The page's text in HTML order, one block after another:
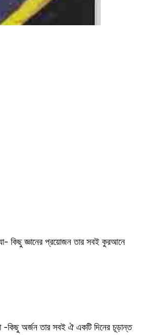
কিছু জ্ঞানের প্রয়োজন তার সবই কুরআনে
-কিছু অর্জন তার সবই ঐ একটি দিনের চূড়ান্ত